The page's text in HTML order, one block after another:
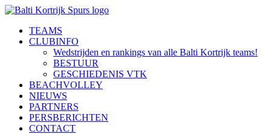
Ga
inhoud
TEAMS
CLUBINFO
Wedstrijden en rankings van alle Balti Kortrijk teams!
BESTUUR
GESCHIEDENIS VTK
BEACHVOLLEY
NIEUWS
PARTNERS
PERSBERICHTEN
CONTACT